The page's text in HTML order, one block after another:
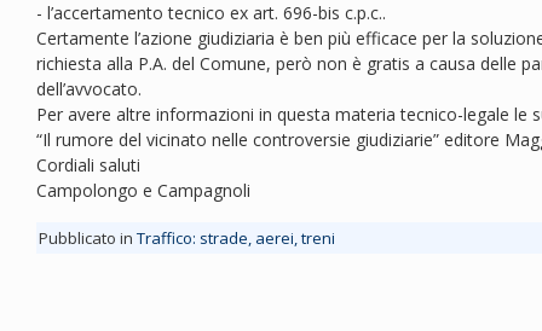
- l’accertamento tecnico ex art. 696-bis c.p.c..
Certamente l’azione giudiziaria è ben più efficace per la
richiesta alla P.A. del Comune, però non è gratis a causa delle
dell’avvocato.
Per avere altre informazioni in questa materia tecnico-legale le
“Il rumore del vicinato nelle controversie giudiziarie” editore
Cordiali saluti
Campolongo e Campagnoli
Pubblicato in Traffico: strade, aerei, treni